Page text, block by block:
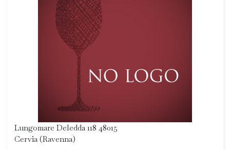
Lungomare Deledda 118 48015
Cervia (Ravenna)